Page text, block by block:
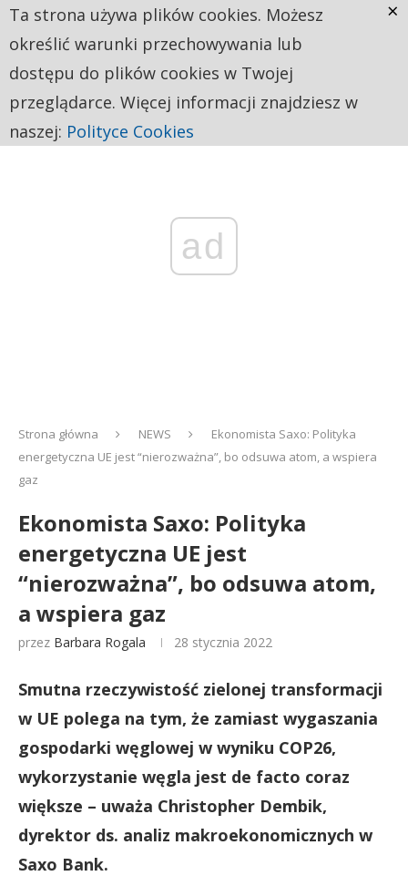
ad
Strona główna NEWS
Ekonomista Saxo: Polityka
energetyczna UE jest “nierozważna”, bo odsuwa atom, a wspiera
gaz
Ekonomista Saxo: Polityka
energetyczna UE jest
“nierozważna”, bo odsuwa atom,
a wspiera gaz
przez Barbara Rogala 28 stycznia 2022
Smutna rzeczywistość zielonej transformacji
w UE polega na tym, że zamiast wygaszania
gospodarki węglowej w wyniku COP26,
wykorzystanie węgla jest de facto coraz
większe – uważa Christopher Dembik,
dyrektor ds. analiz makroekonomicznych w
Saxo Bank.
Ta strona używa plików cookies. Możesz
określić warunki przechowywania lub
dostępu do plików cookies w Twojej
przeglądarce. Więcej informacji znajdziesz w
naszej: Polityce Cookies
×